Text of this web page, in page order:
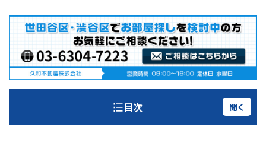
目次 開く